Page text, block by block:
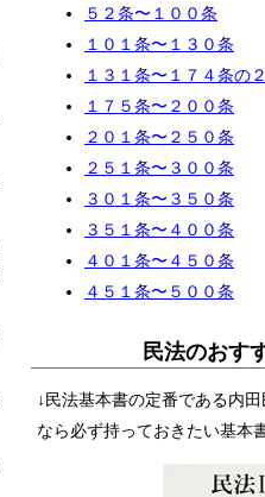
５２条〜１００条
１０１条〜１３０条
１３１条〜１７４条の２
１７５条〜２００条
２０１条〜２５０条
２５１条〜３００条
３０１条〜３５０条
３５１条〜４００条
４０１条〜４５０条
４５１条〜５００条
民法のおす
↓民法基本書の定番である内
なら必ず持っておきたい基本